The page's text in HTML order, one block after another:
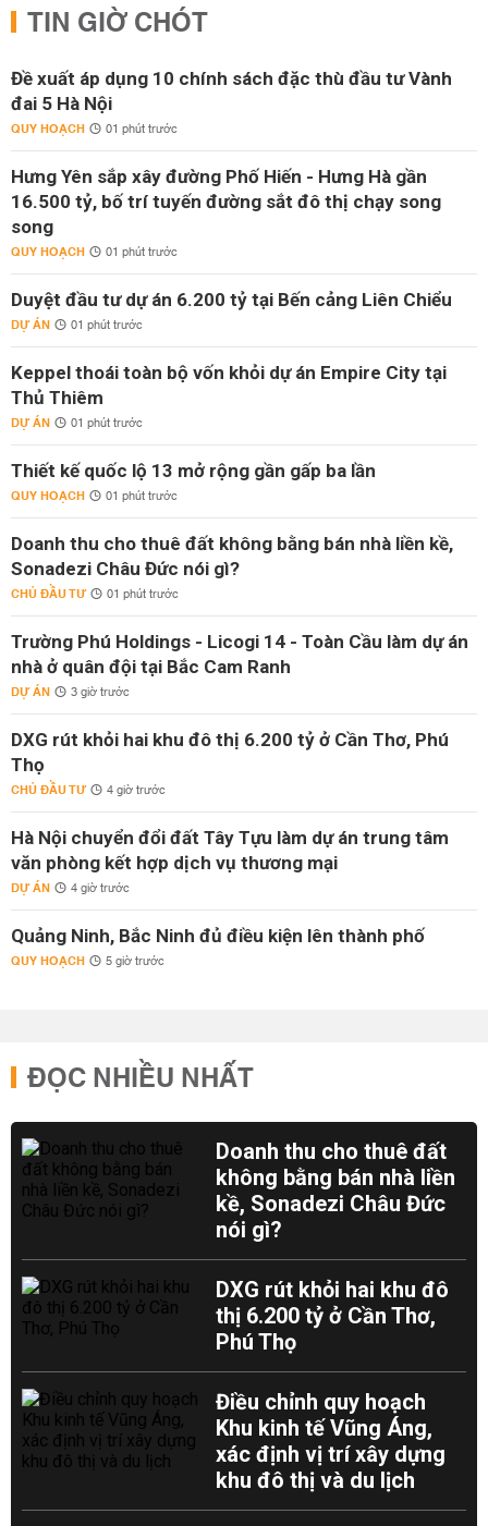
TIN GIỜ CHÓT
Đề xuất áp dụng 10 chính sách đặc thù đầu tư Vành
đai 5 Hà Nội
QUY HOẠCH 01 phút trước
Hưng Yên sắp xây đường Phố Hiến - Hưng Hà gần
16.500 tỷ, bố trí tuyến đường sắt đô thị chạy song
song
QUY HOẠCH 01 phút trước
Duyệt đầu tư dự án 6.200 tỷ tại Bến cảng Liên Chiểu
DỰ ÁN 01 phút trước
Keppel thoái toàn bộ vốn khỏi dự án Empire City tại
Thủ Thiêm
DỰ ÁN 01 phút trước
Thiết kế quốc lộ 13 mở rộng gần gấp ba lần
QUY HOẠCH 01 phút trước
Doanh thu cho thuê đất không bằng bán nhà liền kề,
Sonadezi Châu Đức nói gì?
CHỦ ĐẦU TƯ 01 phút trước
Trường Phú Holdings - Licogi 14 - Toàn Cầu làm dự án
nhà ở quân đội tại Bắc Cam Ranh
DỰ ÁN 3 giờ trước
DXG rút khỏi hai khu đô thị 6.200 tỷ ở Cần Thơ, Phú
Thọ
CHỦ ĐẦU TƯ 4 giờ trước
Hà Nội chuyển đổi đất Tây Tựu làm dự án trung tâm
văn phòng kết hợp dịch vụ thương mại
DỰ ÁN 4 giờ trước
Quảng Ninh, Bắc Ninh đủ điều kiện lên thành phố
QUY HOẠCH 5 giờ trước
ĐỌC NHIỀU NHẤT
Doanh thu cho thuê đất
không bằng bán nhà liền
kề, Sonadezi Châu Đức
nói gì?
DXG rút khỏi hai khu đô
thị 6.200 tỷ ở Cần Thơ,
Phú Thọ
Điều chỉnh quy hoạch
Khu kinh tế Vũng Áng,
xác định vị trí xây dựng
khu đô thị và du lịch